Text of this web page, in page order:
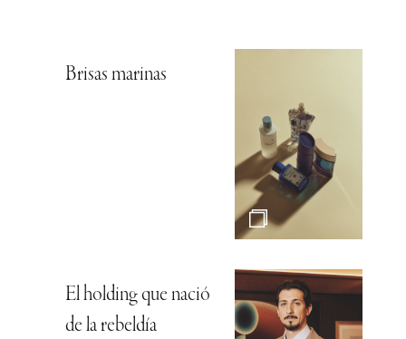
Brisas marinas
El holding que nació
de la rebeldía